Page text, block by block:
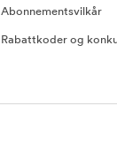
Abonnementsvilkår
Rabattkoder og